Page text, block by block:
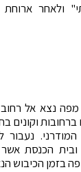
ולאחר
מפה נצא אל
וקונים
ובית הכנסת
בזמן הכיבוש